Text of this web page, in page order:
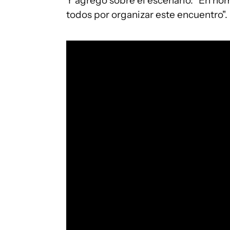
todos por organizar este encuentro".